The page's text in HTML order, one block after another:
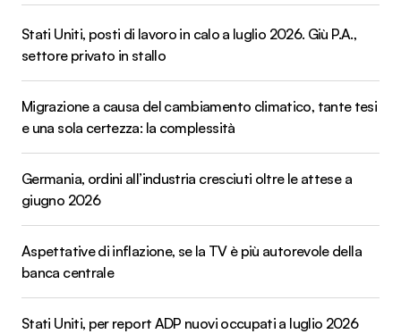
Stati Uniti, posti di lavoro in calo a luglio 2026. Giù P.A.,
settore privato in stallo
Migrazione a causa del cambiamento climatico, tante tesi
e una sola certezza: la complessità
Germania, ordini all’industria cresciuti oltre le attese a
giugno 2026
Aspettative di inflazione, se la TV è più autorevole della
banca centrale
Stati Uniti, per report ADP nuovi occupati a luglio 2026